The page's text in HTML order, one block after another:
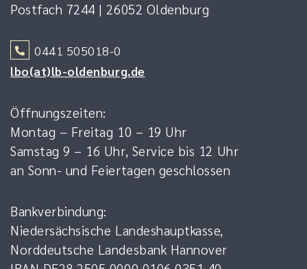
Postfach 7244 | 26052 Oldenburg
0441 505018-0
lbo(at)lb-oldenburg.de
Öffnungszeiten:
Montag – Freitag 10 – 19 Uhr
Samstag 9 – 16 Uhr, Service bis 12 Uhr
an Sonn- und Feiertagen geschlossen
Bankverbindung:
Niedersächsische Landeshauptkasse,
Norddeutsche Landesbank Hannover